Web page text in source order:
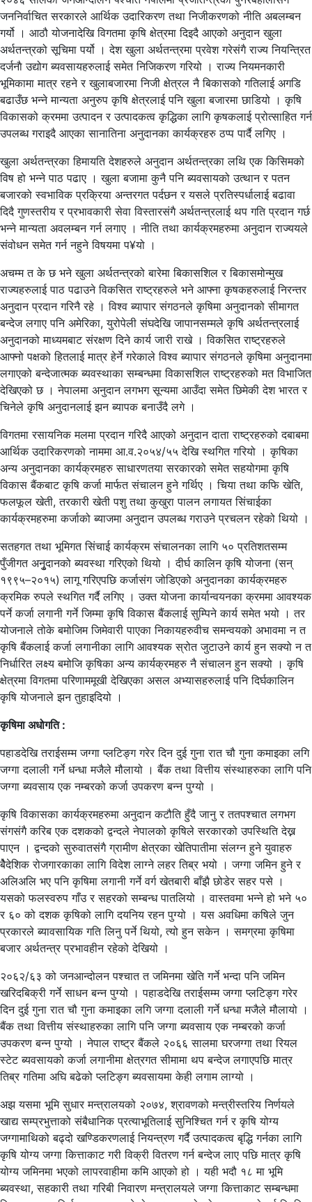
जननिर्वाचित सरकारले आर्थिक उदारिकरण तथा निजीकरणको नीति अबलम्बन
गर्यो । आठौ योजनादेखि विगतमा कृषि क्षेत्रमा दिइदै आएको अनुदान खुला
अर्थतन्त्रको सूचिमा पर्यो । देश खुला अर्थतन्त्रमा प्रवेश गरेसंगै राज्य नियन्त्रित
दर्जनाै उद्योग ब्यवसायहरुलाई समेत निजिकरण गरियो । राज्य नियमनकारी
भूमिकामा मात्र रहने र खुलाबजारमा निजी क्षेत्रल नै बिकासको गतिलाई अगडि
बढाउँछ भन्ने मान्यता अनुरुप कृषि क्षेत्रलाई पनि खुला बजारमा छाडियो । कृषि
विकासको क्रममा उत्पादन र उत्पादकत्व कृद्धिका लागि कृषकलाई प्रोत्साहित गर्न
उपलब्ध गराइदै आएका सानातिना अनुदानका कार्यक्रहरु ठप्प पार्दै लगिए ।
खुला अर्थतन्त्रका हिमायति देशहरुले अनुदान अर्थतन्त्रका लथि एक किसिमको
विष हो भन्ने पाठ पढाए । खुला बजामा कुनै पनि ब्यवसायको उत्थान र पतन
बजारको स्वभाविक प्रक्रिया अन्तरगत पर्दछन र यसले प्रतिस्पर्धालाई बढावा
दिदै गुणस्तरीय र प्रभावकारी सेवा विस्तारसंगै अर्थतन्त्रलाई थप गति प्रदान गर्छ
भन्ने मान्यता अवलम्बन गर्न लगाए । नीति तथा कार्यक्रमहरुमा अनुदान राज्ययले
संवोधन समेत गर्न नहुने विषयमा प¥यो ।
अचम्म त के छ भने खुला अर्थतन्त्रको बारेमा बिकासशिल र बिकासमोन्मुख
राज्यहरुलाई पाठ पढाउने विकसित राष्ट्रहरुले भने आफ्ना कृषकहरुलाई निरन्तर
अनुदान प्रदान गरिनै रहे । विश्व ब्यापार संगठनले कृषिमा अनुदानको सीमागत
बन्देज लगाए पनि अमेरिका, युरोपेली संघदेखि जापानसम्मले कृषि अर्थतन्त्रलाई
अनुदानको माध्यमबाट संरक्षण दिने कार्य जारी राखे । विकसित राष्ट्रहरुले
आफ्नो पक्षको हितलाई मात्र हेर्ने गरेकाले विश्व ब्यापार संगठनले कृषिमा अनुदानमा
लगाएको बन्देजात्मक ब्यवस्थाका सम्बन्धमा विकासशिल राष्ट्रहरुको मत विभाजित
देखिएको छ । नेपालमा अनुदान लगभग सून्यमा आउँदा समेत छिमेकी देश भारत र
चिनेले कृषि अनुदानलाई झन ब्यापक बनाउँदै लगे ।
विगतमा रसायनिक मलमा प्रदान गरिदै आएको अनुदान दाता राष्ट्रहरुको दबाबमा
आर्थिक उदारिकरणको नाममा आ.व.२०५४/५५ देखि स्थगित गरियो । कृषिका
अन्य अनुदानका कार्यक्रमहरु साधारणतया सरकारको समेत सहयोगमा कृषि
विकास बैंकबाट कृषि कर्जा मार्फत संचालन हुने गर्थिए । चिया तथा कफि खेति,
फलफूल खेती, तरकारी खेती पशु तथा कुखुरा पालन लगायत सिंचाईका
कार्यक्रमहरुमा कर्जाको ब्याजमा अनुदान उपलब्ध गराउने प्रचलन रहेको थियो ।
सतहगत तथा भूमिगत सिंचाई कार्यक्रम संचालनका लागि ५० प्रतिशतसम्म
पुँजीगत अनुृदानको ब्यवस्था गरिएको थियो । दीर्घ कालिन कृषि योजना (सन्
१९९५–२०१५) लागू गरिएपछि कर्जासंग जोडिएको अनुदानका कार्यक्रमहरु
क्रमिक रुपले स्थगित गर्दै लगिए । उक्त योजना कार्यान्वयनका क्रममा आवश्यक
पर्ने कर्जा लगानी गर्ने जिम्मा कृषि विकास बैंकलाई सुम्पिने कार्य समेत भयो । तर
योजनाले तोके बमोजिम जिमेवारी पाएका निकायहरुवीच समन्वयको अभावमा न त
कृषि बैंकलाई कर्जा लगानीका लागि आवश्यक स्रोत जुटाउने कार्य हुन सक्यो न त
निर्धारित लक्ष्य बमोजि कृषिका अन्य कार्यक्रमहरु नै संचालन हुन सक्यो । कृषि
क्षेत्रमा विगतमा परिणाममूखी देखिएका असल अभ्यासहरुलाई पनि दिर्घकालिन
कृषि योजनाले झन तुहाइदियो ।
कृषिमा अधोगति :
पहाडदेखि तराईसम्म जग्गा प्लटिङ्ग गरेर दिन दुई गुना रात चौ गुना कमाइका लगि
जग्गा दलाली गर्ने धन्धा मजैले मौलायो । बैंक तथा वित्तीय संस्थाहरुका लागि पनि
जग्गा ब्यवसाय एक नम्बरको कर्जा उपकरण बन्न पुग्यो ।
कृषि विकासका कार्यक्रमहरुमा अनुदान कटौति हुँदै जानु र ततपश्चात लगभग
संगसंगै करिब एक दशकको द्वन्दले नेपालको कृषिले सरकारको उपस्थिति देख्न
पाएन । द्वन्दको सुरुवातसंगै ग्रामीण क्षेत्रका खेतिपातीमा संलग्न हुने युवाहरु
बैेदेशिक रोजगारकाका लागि विदेश लाग्ने लहर तिब्र भयो । जग्गा जमिन हुने र
अलिअलि भए पनि कृषिमा लगानी गर्ने वर्ग खेतबारी बाँझै छोडेर सहर पसे ।
यसको फलस्वरुप गाँउ र सहरको सम्बन्ध पातलियो । वास्तवमा भन्ने हो भने ५०
र ६० को दशक कृषिको लागि दयनिय रहन पुग्यो । यस अवधिमा कषिले जुन
प्रकारले ब्यावसायिक गति लिनु पर्ने थियो, त्यो हुन सकेन । समग्रमा कृषिमा
बजार अर्थतन्त्र प्रभावहीन रहेको देखियो ।
२०६२/६३ को जनआन्दोलन पश्चात त जमिनमा खेति गर्ने भन्दा पनि जमिन
खरिदबिक्री गर्ने साधन बन्न पुग्यो । पहाडदेखि तराईसम्म जग्गा प्लटिङ्ग गरेर
दिन दुई गुना रात चौ गुना कमाइका लगि जग्गा दलाली गर्ने धन्धा मजैले मौलायो ।
बैंक तथा वित्तीय संस्थाहरुका लागि पनि जग्गा ब्यवसाय एक नम्बरको कर्जा
उपकरण बन्न पुग्यो । नेपाल राष्ट्र बैंकले २०६६ सालमा घरजग्गा तथा रियल
स्टेट ब्यवसायको कर्जा लगानीमा क्षेत्रगत सीमामा थप बन्देज लगाएपछि मात्र
तिब्र गतिमा अघि बढेको प्लटिङ्ग ब्यवसायमा केही लगाम लाग्यो ।
अझ यसमा भूमि सुधार मन्त्रालयको २०७४, श्रावणको मन्त्रीस्तरिय निर्णयले
खाद्य सम्प्रभुत्ताको संबैधानिक प्रत्याभूतिलाई सुनिश्चित गर्न र कृषि योग्य
जग्गामाथिको बढ्दो खण्डिकरणलाई नियन्त्रण गर्दै उत्पादकत्व बृद्धि गर्नका लागि
कृषि योग्य जग्गा कित्ताकाट गरी विक्री वितरण गर्न बन्देज लाए पछि मात्र कृषि
योग्य जमिनमा भएको लापरवाहीमा कमि आएको हो । यही भदौ १८ मा भूमि
ब्यवस्था, सहकारी तथा गरिबी निवारण मन्त्रालयले जग्गा कित्ताकाट सम्बन्धमा